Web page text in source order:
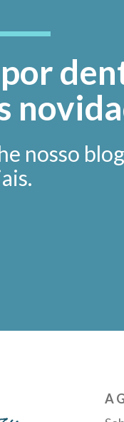
nosso
A